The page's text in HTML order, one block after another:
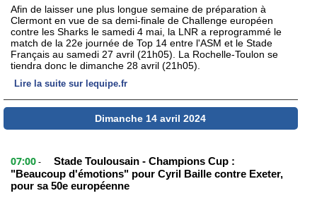
Afin de laisser une plus longue semaine de préparation à
Clermont en vue de sa demi-finale de Challenge européen
contre les Sharks le samedi 4 mai, la LNR a reprogrammé le
match de la 22e journée de Top 14 entre l'ASM et le Stade
Français au samedi 27 avril (21h05). La Rochelle-Toulon se
tiendra donc le dimanche 28 avril (21h05).
Lire la suite sur lequipe.fr
Dimanche 14 avril 2024
07:00 -
Stade Toulousain - Champions Cup :
"Beaucoup d'émotions" pour Cyril Baille contre Exeter,
pour sa 50e européenne